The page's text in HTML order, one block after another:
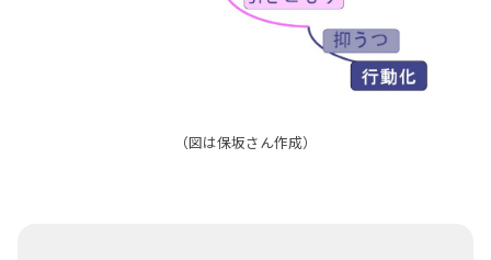
（図は保坂さん作成）